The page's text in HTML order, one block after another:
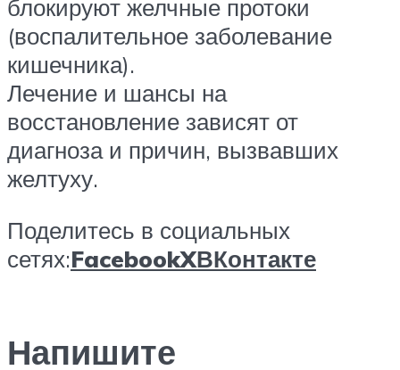
блокируют желчные протоки
(воспалительное заболевание
кишечника).
Лечение и шансы на
восстановление зависят от
диагноза и причин, вызвавших
желтуху.
Поделитесь в социальных
сетях:FacebookXВКонтакте
Напишите